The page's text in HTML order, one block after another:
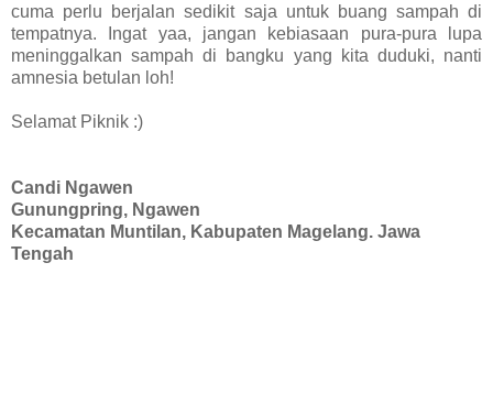
cuma perlu berjalan sedikit saja untuk buang sampah di
tempatnya. Ingat yaa, jangan kebiasaan pura-pura lupa
meninggalkan sampah di bangku yang kita duduki, nanti
amnesia betulan loh!
Selamat Piknik :)
Candi Ngawen
Gunungpring, Ngawen
Kecamatan Muntilan, Kabupaten Magelang. Jawa
Tengah